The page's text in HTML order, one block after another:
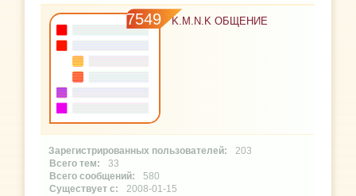
7549 K.M.N.K ОБЩЕНИЕ
203
33
580
2008-01-15